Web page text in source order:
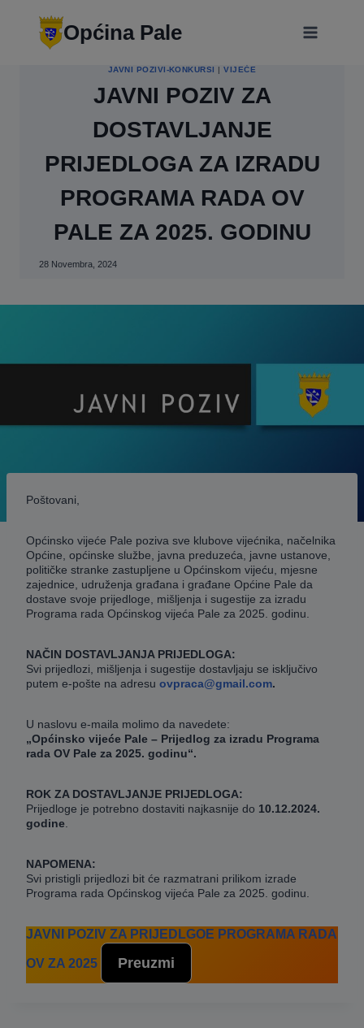
Općina Pale
JAVNI POZIVI-KONKURSI |VIJEĆE
JAVNI POZIV ZA
DOSTAVLJANJE
PRIJEDLOGA ZA IZRADU
PROGRAMA RADA OV
PALE ZA 2025. GODINU
28 Novembra, 2024
Poštovani,
Općinsko vijeće Pale poziva sve klubove vijećnika, načelnika
Općine, općinske službe, javna preduzeća, javne ustanove,
političke stranke zastupljene u Općinskom vijeću, mjesne
zajednice, udruženja građana i građane Općine Pale da
dostave svoje prijedloge, mišljenja i sugestije za izradu
Programa rada Općinskog vijeća Pale za 2025. godinu.
NAČIN DOSTAVLJANJA PRIJEDLOGA:
Svi prijedlozi, mišljenja i sugestije dostavljaju se isključivo
putem e-pošte na adresu ovpraca@gmail.com.
U naslovu e-maila molimo da navedete:
„Općinsko vijeće Pale – Prijedlog za izradu Programa
rada OV Pale za 2025. godinu“.
ROK ZA DOSTAVLJANJE PRIJEDLOGA:
Prijedloge je potrebno dostaviti najkasnije do 10.12.2024.
godine
NAPOMENA:
Svi pristigli prijedlozi bit će razmatrani prilikom izrade
Programa rada Općinskog vijeća Pale za 2025. godinu.
JAVNI POZIV ZA PRIJEDLGOE PROGRAMA RADA
OV ZA 2025 Preuzmi